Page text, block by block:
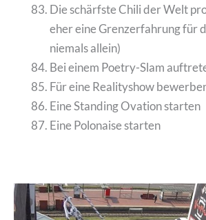
Die schärfste Chili der Welt
eher eine Grenzerfahrung für
niemals allein)
Bei einem Poetry-Slam
Für eine Realityshow
Eine Standing Ovation starten
Eine Polonaise starten